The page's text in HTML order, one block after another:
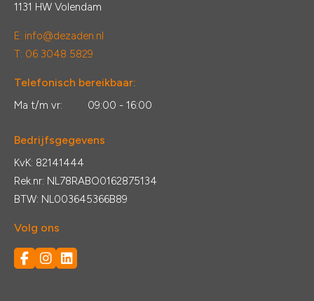
1131 HW Volendam
E: info@dezaden.nl
T: 06 3048 5829
Telefonisch bereikbaar:
Ma t/m vr: 09:00 - 16:00
Bedrijfsgegevens
KvK: 82141444
Rek.nr: NL78RABO0162875134
BTW: NL003645366B89
Volg ons